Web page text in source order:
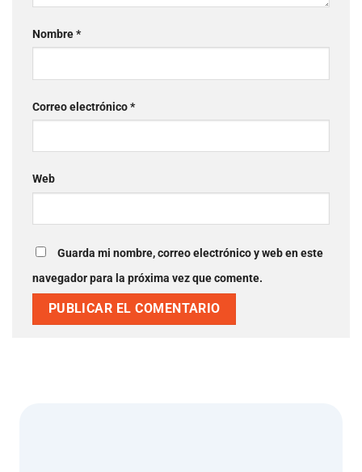
Nombre*
Correo electrónico*
Web
Guarda mi nombre, correo electrónico y web en este
navegador para la próxima vez que comente.